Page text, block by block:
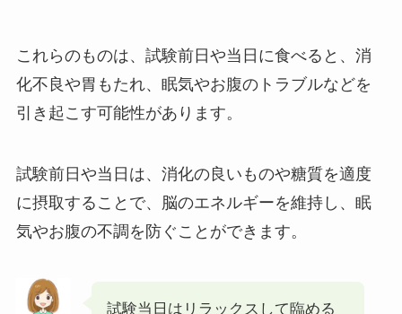
これらのものは、試験前日や当日に食べると、消
化不良や胃もたれ、眠気やお腹のトラブルなどを
引き起こす可能性があります。
試験前日や当日は、消化の良いものや糖質を適度
に摂取することで、脳のエネルギーを維持し、眠
気やお腹の不調を防ぐことができます。
試験当日はリラックスして臨める